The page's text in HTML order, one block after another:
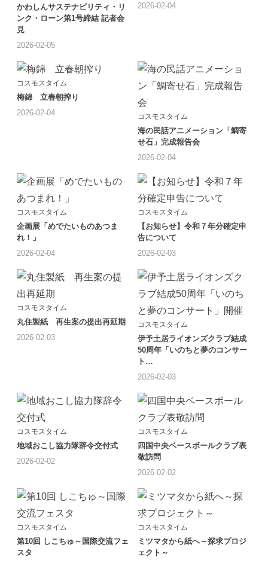
かわしんサステナビリティ・リ
ンク・ローン第1号締結 記者会
見
2026-02-05
2026-02-04
コスモスタイム
梅錦 立春朝搾り
2026-02-04
コスモスタイム
海の民話アニメーション「鯛寄
せ石」完成報告会
2026-02-04
コスモスタイム
企画展「めでたいものあつま
れ！」
2026-02-04
コスモスタイム
【お知らせ】令和７年分確定申
告について
2026-02-03
コスモスタイム
丸住製紙 再生案の提出再延期
2026-02-03
コスモスタイム
伊予土居ライオンズクラブ結成
50周年「いのちと夢のコンサー
ト…
2026-02-03
コスモスタイム
地域おこし協力隊辞令交付式
2026-02-02
コスモスタイム
四国中央ベースボールクラブ表
敬訪問
2026-02-02
コスモスタイム
第10回 しこちゅ～国際交流フェ
スタ
コスモスタイム
ミツマタから紙へ～探求プロジ
ェクト～